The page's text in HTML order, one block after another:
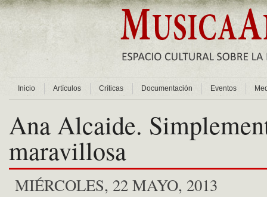
Inicio Artículos Críticas Documentación Eventos
Ana Alcaide.
maravillosa
MIÉRCOLES, 22 MAYO, 2013